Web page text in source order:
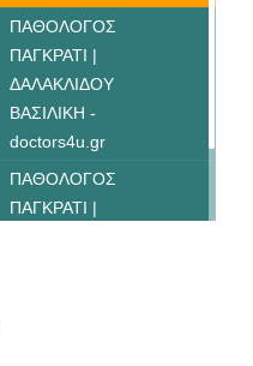
ΠΑΘΟΛΟΓΟΣ
ΠΑΓΚΡΑΤΙ |
ΔΑΛΑΚΛΙΔΟΥ
ΒΑΣΙΛΙΚΗ -
doctors4u.gr
ΠΑΘΟΛΟΓΟΣ
ΠΑΓΚΡΑΤΙ |